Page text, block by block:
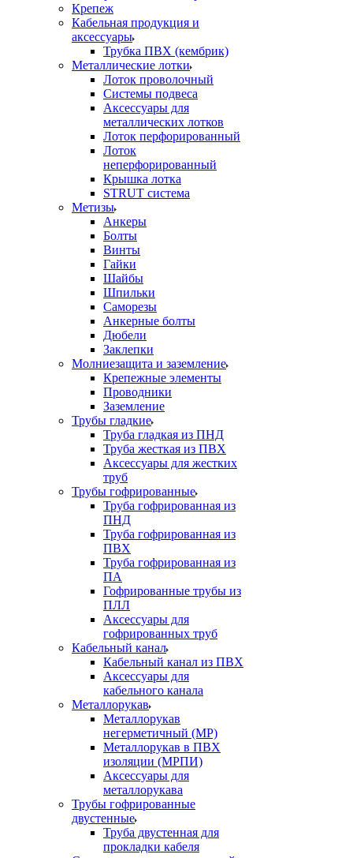
Крепеж
Кабельная продукция и
аксессуары
Трубка ПВХ (кембрик)
Металлические лотки
Лоток проволочный
Системы подвеса
Аксессуары для
металлических лотков
Лоток перфорированный
Лоток
неперфорированный
Крышка лотка
STRUT система
Метизы
Анкеры
Болты
Винты
Гайки
Шайбы
Шпильки
Саморезы
Анкерные болты
Дюбели
Заклепки
Молниезащита и заземление
Крепежные элементы
Проводники
Заземление
Трубы гладкие
Труба гладкая из ПНД
Труба жесткая из ПВХ
Аксессуары для жестких
труб
Трубы гофрированные
Труба гофрированная из
ПНД
Труба гофрированная из
ПВХ
Труба гофрированная из
ПА
Гофрированные трубы из
ПЛЛ
Аксессуары для
гофрированных труб
Кабельный канал
Кабельный канал из ПВХ
Аксессуары для
кабельного канала
Металлорукав
Металлорукав
негерметичный (МР)
Металлорукав в ПВХ
изоляции (МРПИ)
Аксессуары для
металлорукава
Трубы гофрированные
двустенные
Труба двустенная для
прокладки кабеля